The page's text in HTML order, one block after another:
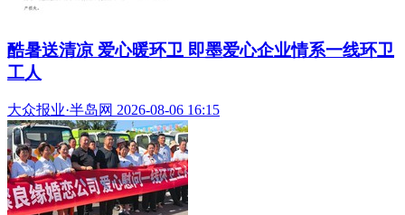
酷暑送清凉 爱心暖环卫 即墨爱心企业情系一线环卫
工人
大众报业·半岛网 2026-08-06 16:15